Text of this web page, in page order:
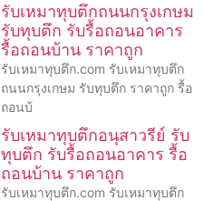
รับเหมาทุบตึกถนนกรุงเกษม
รับทุบตึก รับรื้อถอนอาคาร
รื้อถอนบ้าน ราคาถูก
รับเหมาทุบตึก.com รับเหมาทุบตึก
ถนนกรุงเกษม รับทุบตึก ราคาถูก รื้อ
ถอนบ้
รับเหมาทุบตึกอนุสาวรีย์ รับ
ทุบตึก รับรื้อถอนอาคาร รื้อ
ถอนบ้าน ราคาถูก
รับเหมาทุบตึก.com รับเหมาทุบตึก